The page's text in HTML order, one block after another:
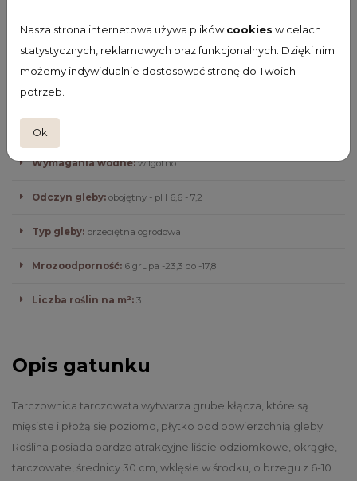
Nasza strona internetowa używa plikówcookies w celach
statystycznych, reklamowych oraz funkcjonalnych. Dzięki nim
możemy indywidualnie dostosować stronę do Twoich
potrzeb.
Ok
Wysokość bez kwiata:70
Kolor liści:
Stanowisko:
Wymagania wodne:wilgotno
Odczyn gleby: obojętny - pH 6,6 - 7,2
Typ gleby: przeciętna ogrodowa
Mrozoodporność: 6 grupa -23,3 do -17,8
Liczba roślin na m²: 3
Opis gatunku
Tarczownica tarczowata wytwarza grube kłącza, które są
mięsiste i płożą się poziomo, płytko pod powierzchnią gleby.
Roślina posiada bardzo atrakcyjne liście odziomkowe, okrągłe,
tarczowate, średnicy 30 cm, wklęsłe w środku, o brzegu z 6-10